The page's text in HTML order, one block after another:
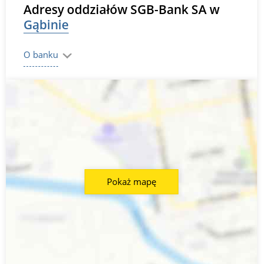
Adresy oddziałów SGB-Bank SA w
Gąbinie
O banku
Pokaż mapę